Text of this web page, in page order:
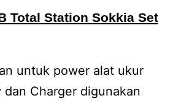
Total Station Sokkia Set
untuk power alat ukur
dan Charger digunakan